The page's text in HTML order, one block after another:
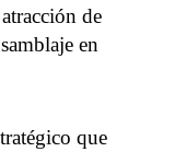
de
en
que